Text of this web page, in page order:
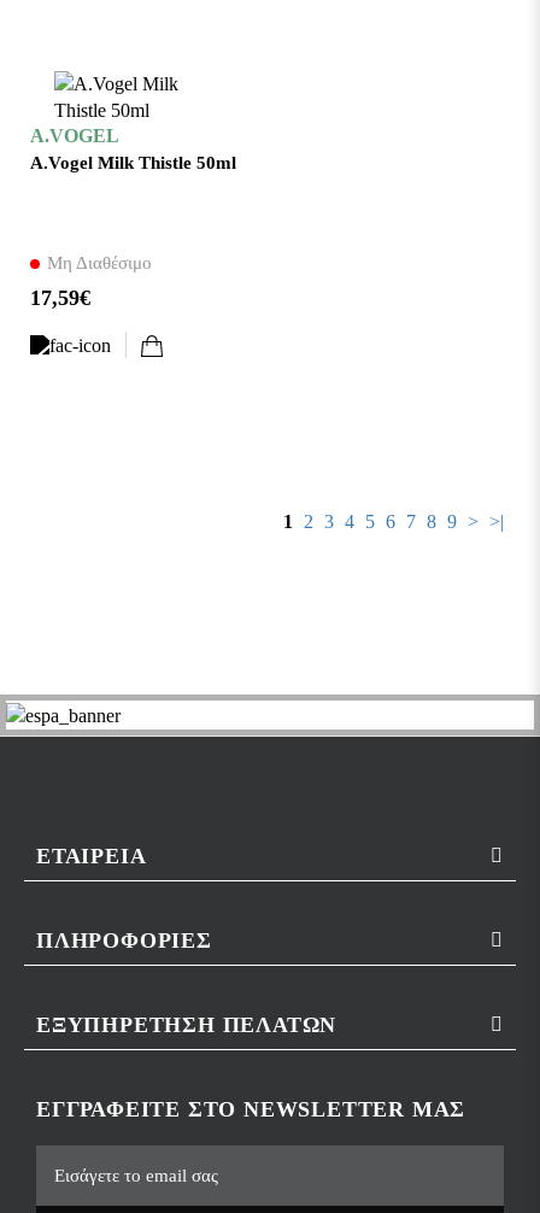
A.VOGEL
A.Vogel Milk Thistle 50ml
Μη Διαθέσιμο
17,59€
1 2 3 4 5 6 7 8 9 > >|
ΕΤΑΙΡΕΊΑ
ΠΛΗΡΟΦΟΡΊΕΣ
ΕΞΥΠΗΡΈΤΗΣΗ ΠΕΛΑΤΏΝ
ΕΓΓΡΑΦΕΊΤΕ ΣΤΟ NEWSLETTER ΜΑΣ